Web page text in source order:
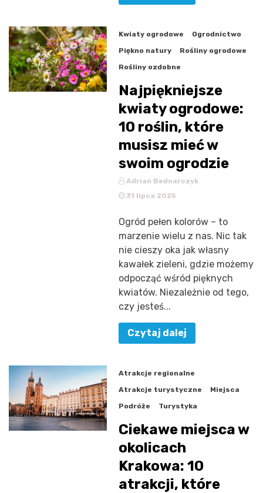
Kwiaty ogrodowe
Ogrodnictwo
Piękno natury
Rośliny ogrodowe
Rośliny ozdobne
Najpiękniejsze
kwiaty ogrodowe:
10 roślin, które
musisz mieć w
swoim ogrodzie
Adrian Bednarczyk
31 lipca 2025
Ogród pełen kolorów – to
marzenie wielu z nas. Nic tak
nie cieszy oka jak własny
kawałek zieleni, gdzie możemy
odpocząć wśród pięknych
kwiatów. Niezależnie od tego,
czy jesteś...
Czytaj dalej
Atrakcje regionalne
Atrakcje turystyczne
Miejsca
Podróże
Turystyka
Ciekawe miejsca w
okolicach
Krakowa: 10
atrakcji, które